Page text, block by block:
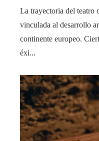
La trayectoria del teatro
vinculada al desarrollo
continente europeo.
éxi...